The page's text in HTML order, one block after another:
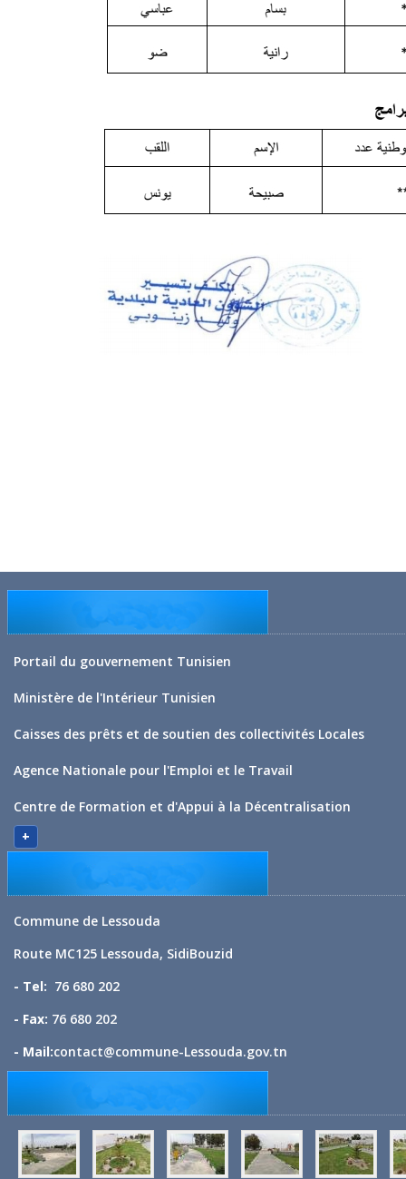
Portail du gouvernement Tunisien
Ministère de l'Intérieur Tunisien
Caisses des prêts et de soutien des collectivités Locales
Agence Nationale pour l'Emploi et le Travail
Centre de Formation et d'Appui à la Décentralisation
+
Commune de Lessouda
Route MC125 Lessouda, SidiBouzid
- Tel: 76 680 202
- Fax: 76 680 202
- Mail:contact@commune-Lessouda.gov.tn